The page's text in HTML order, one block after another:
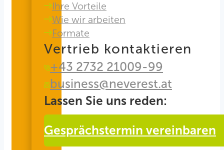
Ihre Vorteile
Wie wir arbeiten
Formate
Vertrieb kontaktieren
+43 2732 21009-99
business@neverest.at
Lassen Sie uns reden:
Gesprächstermin vereinbaren